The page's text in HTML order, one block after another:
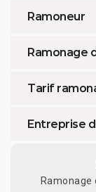
Ramoneur
Ramonage
Tarif
Entreprise